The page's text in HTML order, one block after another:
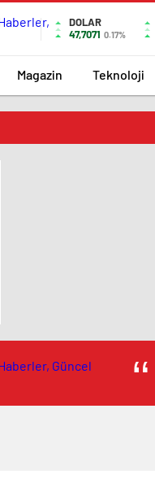
DOLAR
47,7071 0.17%
Magazin Teknoloji